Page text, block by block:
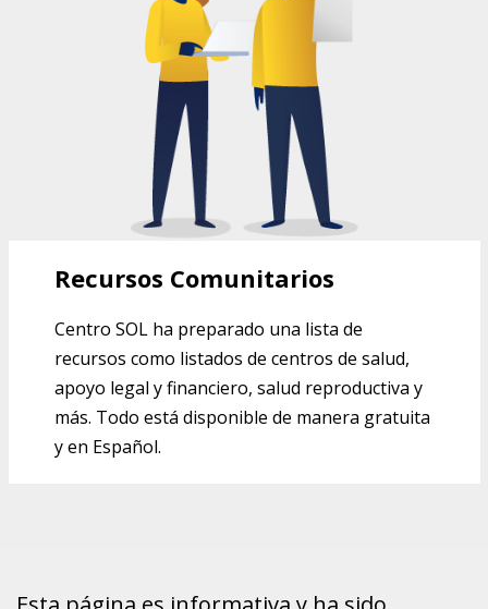
Recursos Comunitarios
Centro SOL ha preparado una lista de
recursos como listados de centros de salud,
apoyo legal y financiero, salud reproductiva y
más. Todo está disponible de manera gratuita
y en Español.